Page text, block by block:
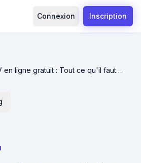
Connexion Inscription
en ligne gratuit : Tout ce qu'il faut